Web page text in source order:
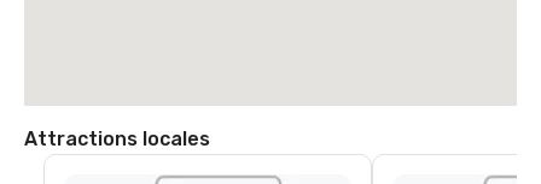
Attractions locales